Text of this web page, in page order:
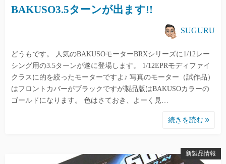
BAKUSO3.5ターンが出ます!!
SUGURU
どうもです。 人気のBAKUSOモーターBRXシリーズに1/12レー
シング用の3.5ターンが遂に登場します。 1/12EPRモディファイ
クラスに的を絞ったモーターですよ♪ 写真のモーター（試作品）
はフロントカバーがブラックですが製品版はBAKUSOカラーの
ゴールドになります。 色はさておき、よーく見…
続きを読む
新製品情報